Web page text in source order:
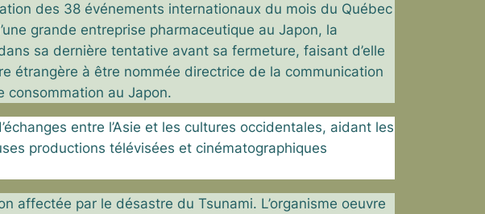
des 38 événements internationaux du mois du Québec
grande entreprise pharmaceutique au Japon, la
sa dernière tentative avant sa fermeture, faisant d’elle
étrangère à être nommée directrice de la communication
consommation au Japon.
entre l’Asie et les cultures occidentales, aidant les
productions télévisées et cinématographiques
affectée par le désastre du Tsunami. L’organisme oeuvre